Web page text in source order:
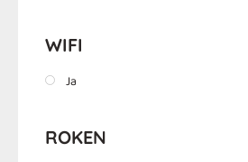
WIFI
Ja
ROKEN